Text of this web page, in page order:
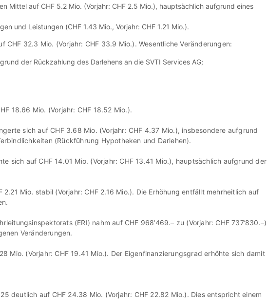
Mittel auf CHF 5.2 Mio. (Vorjahr: CHF 2.5 Mio.), hauptsächlich aufgrund eines
und Leistungen (CHF 1.43 Mio., Vorjahr: CHF 1.21 Mio.).
CHF 32.3 Mio. (Vorjahr: CHF 33.9 Mio.). Wesentliche Veränderungen:
der Rückzahlung des Darlehens an die SVTI Services AG;
18.66 Mio. (Vorjahr: CHF 18.52 Mio.).
sich auf CHF 3.68 Mio. (Vorjahr: CHF 4.37 Mio.), insbesondere aufgrund
(Rückführung Hypotheken und Darlehen).
sich auf CHF 14.01 Mio. (Vorjahr: CHF 13.41 Mio.), hauptsächlich aufgrund der
2.21 Mio. stabil (Vorjahr: CHF 2.16 Mio.). Die Erhöhung entfällt mehrheitlich auf
(ERI) nahm auf CHF 968’469.– zu (Vorjahr: CHF 737’830.–)
Veränderungen.
Mio. (Vorjahr: CHF 19.41 Mio.). Der Eigenfinanzierungsgrad erhöhte sich damit
deutlich auf CHF 24.38 Mio. (Vorjahr: CHF 22.82 Mio.). Dies entspricht einem